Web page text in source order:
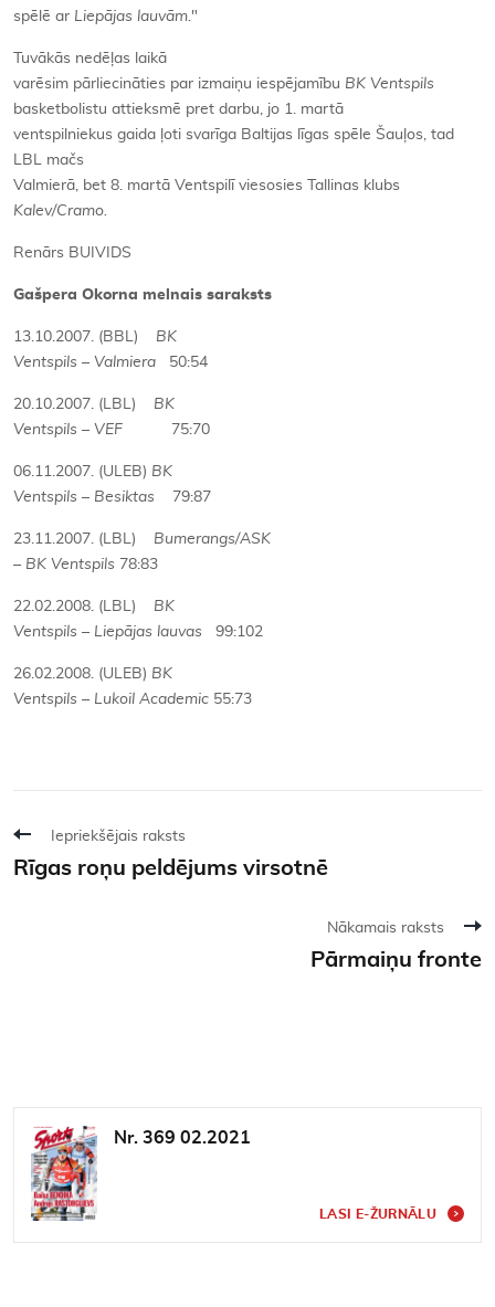
spēlē ar Liepājas lauvām."
Tuvākās nedēļas laikā
varēsim pārliecināties par izmaiņu iespējamību BK Ventspils
basketbolistu attieksmē pret darbu, jo 1. martā
ventspilniekus gaida ļoti svarīga Baltijas līgas spēle Šauļos, tad
LBL mačs
Valmierā, bet 8. martā Ventspilī viesosies Tallinas klubs
Kalev/Cramo.
Renārs BUIVIDS
Gašpera Okorna melnais saraksts
13.10.2007. (BBL) BK
Ventspils – Valmiera 50:54
20.10.2007. (LBL) BK
Ventspils – VEF 75:70
06.11.2007. (ULEB) BK
Ventspils – Besiktas 79:87
23.11.2007. (LBL) Bumerangs/ASK
– BK Ventspils 78:83
22.02.2008. (LBL) BK
Ventspils – Liepājas lauvas 99:102
26.02.2008. (ULEB) BK
Ventspils – Lukoil Academic 55:73
Iepriekšējais raksts
Rīgas roņu peldējums virsotnē
Nākamais raksts
Pārmaiņu fronte
Nr. 369 02.2021
LASI E-ŽURNĀLU